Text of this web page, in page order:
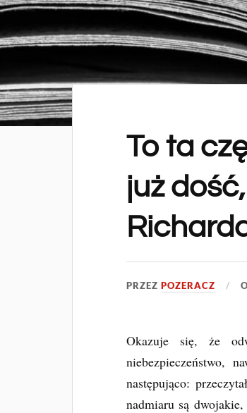
To ta
już
PRZEZPOZERACZ O
Okazuje się, że
niebezpieczeństwo,
następująco:
nadmiaru są dwojakie,